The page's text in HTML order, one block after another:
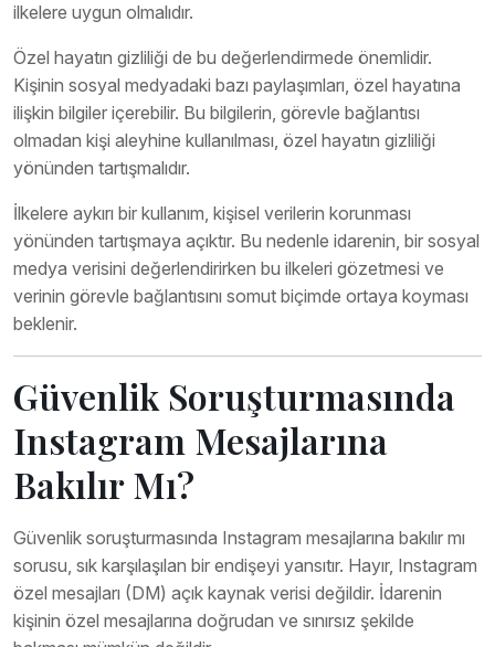
ilkelere uygun olmalıdır.
Özel hayatın gizliliği de bu değerlendirmede önemlidir.
Kişinin sosyal medyadaki bazı paylaşımları, özel hayatına
ilişkin bilgiler içerebilir. Bu bilgilerin, görevle bağlantısı
olmadan kişi aleyhine kullanılması, özel hayatın gizliliği
yönünden tartışmalıdır.
İlkelere aykırı bir kullanım, kişisel verilerin korunması
yönünden tartışmaya açıktır. Bu nedenle idarenin, bir sosyal
medya verisini değerlendirirken bu ilkeleri gözetmesi ve
verinin görevle bağlantısını somut biçimde ortaya koyması
beklenir.
Güvenlik Soruşturmasında
Instagram Mesajlarına
Bakılır Mı?
Güvenlik soruşturmasında Instagram mesajlarına bakılır mı
sorusu, sık karşılaşılan bir endişeyi yansıtır. Hayır, Instagram
özel mesajları (DM) açık kaynak verisi değildir. İdarenin
kişinin özel mesajlarına doğrudan ve sınırsız şekilde